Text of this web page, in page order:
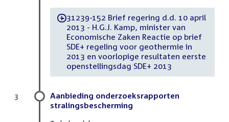
-31239-152 Brief regering d.d. 10 april
2013 - H.G.J. Kamp, minister van
Economische Zaken Reactie op brief
SDE+ regeling voor geothermie in
2013 en voorlopige resultaten eerste
openstellingsdag SDE+ 2013
Aanbieding onderzoeksrapporten
stralingsbescherming
3